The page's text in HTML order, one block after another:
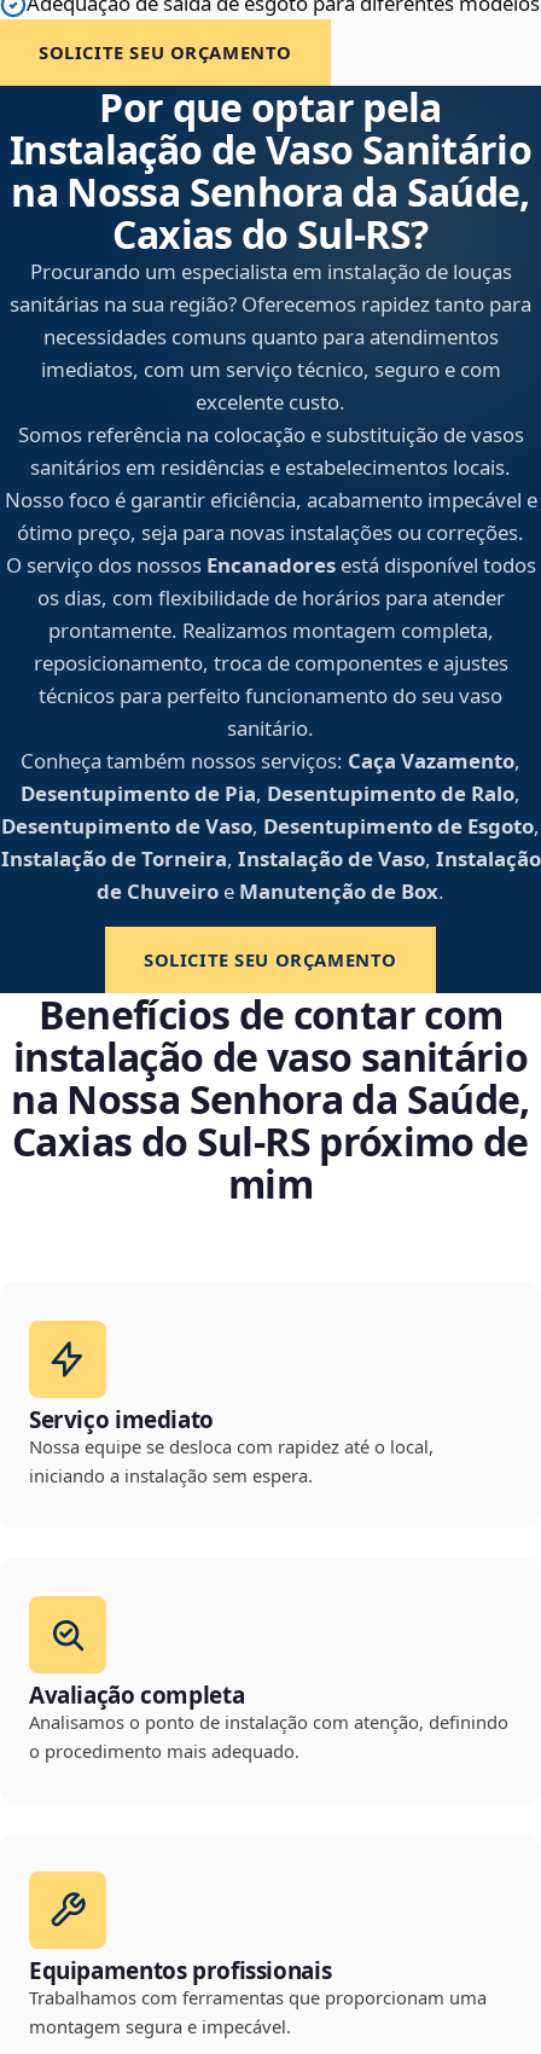
SOLICITE SEU ORÇAMENTO
Por que optar pela
Instalação de Vaso Sanitário
na Nossa Senhora da Saúde,
Caxias do Sul‑RS?
Procurando um especialista em instalação de louças
sanitárias na sua região? Oferecemos rapidez tanto para
necessidades comuns quanto para atendimentos
imediatos, com um serviço técnico, seguro e com
excelente custo.
Somos referência na colocação e substituição de vasos
sanitários em residências e estabelecimentos locais.
Nosso foco é garantir eficiência, acabamento impecável e
ótimo preço, seja para novas instalações ou correções.
O serviço dos nossos Encanadoresestá disponível todos
os dias, com flexibilidade de horários para atender
prontamente. Realizamos montagem completa,
reposicionamento, troca de componentes e ajustes
técnicos para perfeito funcionamento do seu vaso
sanitário.
Conheça também nossos serviços: Caça Vazamento,
Desentupimento de Pia, Desentupimento de Ralo,
Desentupimento de Vaso, Desentupimento de Esgoto,
Instalação de Torneira, Instalação de Vaso, Instalação
de Chuveiro e Manutenção de Box.
SOLICITE SEU ORÇAMENTO
Benefícios de contar com
instalação de vaso sanitário
na Nossa Senhora da Saúde,
Caxias do Sul‑RS próximo de
mim
Serviço imediato
Nossa equipe se desloca com rapidez até o local,
iniciando a instalação sem espera.
Avaliação completa
Analisamos o ponto de instalação com atenção, definindo
o procedimento mais adequado.
Equipamentos profissionais
Trabalhamos com ferramentas que proporcionam uma
montagem segura e impecável.